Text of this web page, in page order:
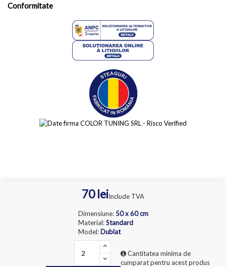
70 leiInclude TVA
Dimensiune: 50 x 60 cm
Material:Standard
Model: Dublat
Cantitatea minima de
cumparat pentru acest produs
Conformitate